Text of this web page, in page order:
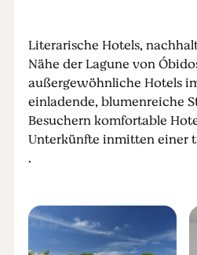
Literarische Hotels,
Nähe der Lagune von
außergewöhnliche Hotels
einladende, blumenreiche
Besuchern komfortable
Unterkünfte inmitten einer
.